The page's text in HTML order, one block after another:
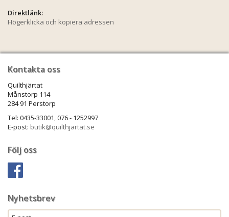
Direktlänk:
Högerklicka och kopiera adressen
Kontakta oss
Quilthjärtat
Månstorp 114
284 91 Perstorp
Tel: 0435-33001, 076 - 1252997
E-post: butik@quilthjartat.se
Följ oss
Nyhetsbrev